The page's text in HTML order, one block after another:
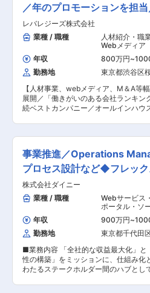
ング ・損益分析および改善提案 ・取
作成 ・各部署との数値連携／運用改善
善・組織構築 ・決算フローの見直し／
業務フロー整備および再設計 ・経理オ
ン改善 ・システム導入／運用改善 ・
ロジェクト推進 ・経理メンバーのマネ
育成 ■当社について： 寺院コンサルティングや
永代供養墓事業を通じて社会課題の解
む当社は、お墓のデザインから建立後
理に至るまで、一貫したサービスを提
す。 地域の方々や寺院との信頼関係を
活動を続けている当社。「お墓といえ
イ」と多くの方に想起していただける
範囲：会社の定める業務
加等の推進をお願いします。 今期の
て、食品系配送センターの運営受注計
す。同センターの企画提案を作成する
業の事業計画、収支計画の策定、実行
改善の主体となって頂きたいと考えま
幹部育成、管理職育成、ドライバー募
成、離職防止対策支援 ・定例会(幹部会
への出席 ・幹部、幹部候補としての各
業、事業、経営全般への関与 ※既存、
との営業活動で頻度は少ないですが、
への出張があります。 ■社内体制 社長、会長お
よび営業部長、業務系次長職2名と共
ンを遂行します。 経営トップは80代
食品雑貨を中心に小売店向け配送業務
とし、拠点間輸送、配送センター運営
事業です。 大手洗剤メーカー、国内最
ビニエンスチェーン、県内多店舗展開
ーケット各店への配送を受託。 県内デ
トショップ「Big１」チェーン（チェ
上100億円）の配送センター受託。 変更の範囲：
会社の定める業務
／年のプロモーションを担
織
レバレジーズ株式会社
業種 / 職種
人材紹介・職
Webメディア
ャル）, Webマ
広告・販促PR
業開発
年収 800万円~
勤務地
東京都渋谷区
【人材事業、webメディア、M＆A等
展開／「働きがいのある会社ランキン
続ベストカンパニー／オールインハウ
ていただきます。予算設定〜企画提案
用まで一連の流れをお任せします。 ■
務内容：【変更の範囲：会社の定める
織戦略の立案や目標設定および達成に
セスマネジメント ・プロモーション全
案から実行 ・配信する広告クリエイテ
画・制作ディレクション ・リスティン
ィスプレイ広告、アフィリエイト広告
集客でのCV数増加 ・新規広告媒体の開
策定および実績管理 ・KPIモニタリン
策立案の支援 ・メンバーマネジメント
名） ■担当サービス： IT領域人材サー
テック」／メディカル領域人材サービ
ェル看護」「レバウェル介護」／若年
材サービス「ハタラクティブ」「
／その他新規事業 ■当ポジションの魅
事業推進／Operations
プロセス設計など◆フレック
株式会社ダイニー
業種 / 職種
Webサービス
ポータル・ソ
業企画・新規
年収 900万円~
勤務地
東京都千代田
■業務内容 「全社的な収益最大化」と
性の構築」をミッションに、仕組み化
わたるステークホルダー間のハブとし